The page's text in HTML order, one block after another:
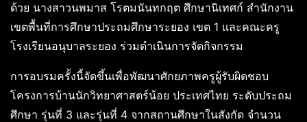
ด้วย นางสาวนพมาส โรตมนันทกฤต ศึกษานิเทศก์ สำนักงาน
เขตพื้นที่การศึกษาประถมศึกษาระยอง เขต 1 และคณะครู
โรงเรียนอนุบาลระยอง ร่วมดำเนินการจัดกิจกรรม
การอบรมครั้งนี้จัดขึ้นเพื่อพัฒนาศักยภาพครูผู้รับผิดชอบ
โครงการบ้านนักวิทยาศาสตร์น้อย ประเทศไทย ระดับประถม
ศึกษา รุ่นที่ 3 และรุ่นที่ 4 จากสถานศึกษาในสังกัด จำนวน